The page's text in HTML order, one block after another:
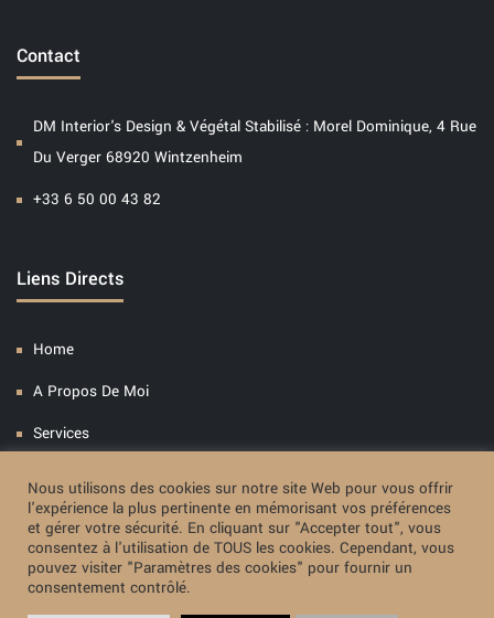
Contact
DM Interior's Design & Végétal Stabilisé : Morel Dominique, 4 Rue
Du Verger 68920 Wintzenheim
+33 6 50 00 43 82
Liens Directs
Home
A Propos De Moi
Services
Blog
Nous utilisons des cookies sur notre site Web pour vous offrir
l'expérience la plus pertinente en mémorisant vos préférences
et gérer votre sécurité. En cliquant sur "Accepter tout", vous
consentez à l'utilisation de TOUS les cookies. Cependant, vous
pouvez visiter "Paramètres des cookies" pour fournir un
consentement contrôlé.